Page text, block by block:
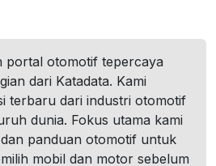
portal otomotif tepercaya
dari Katadata. Kami
terbaru dari industri otomotif
dunia. Fokus utama kami
panduan otomotif untuk
mobil dan motor sebelum